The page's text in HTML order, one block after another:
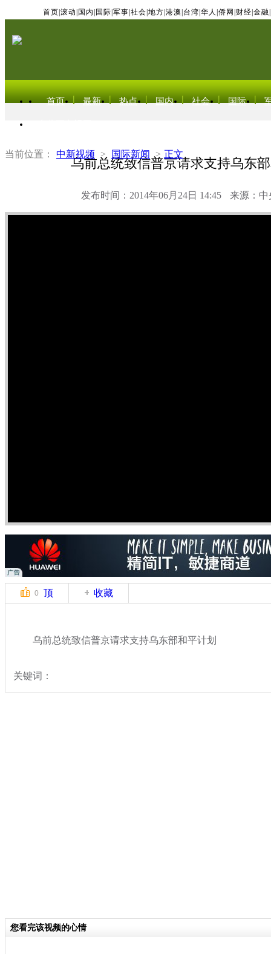
首页 滚动 国内 国际 军事 社会 地方 港澳 台湾 华人 侨网 财经 金融
首页 最新 热点 国内 社会 国际
当前位置： 中新视频 > 国际新闻 > 正文
乌前总统致信普京请求支持乌东
发布时间：2014年06月24日 14:45 来源：中
0 顶 收藏
乌前总统致信普京请求支持乌东部和平计划
关键词：
您看完该视频的心情